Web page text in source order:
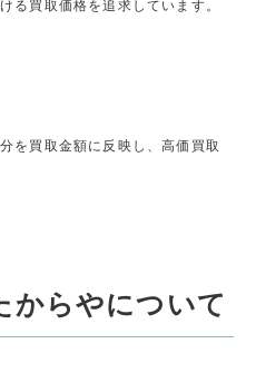
る買取価格を追求しています。
を買取金額に反映し、高価買取
からやについて